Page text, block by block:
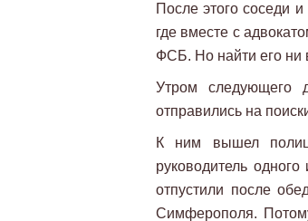
После этого соседи
где вместе с
ФСБ. Но найти его ни
Утром следующего
отправились на
К ним вышел
руководитель
отпустили после
Симферополя.